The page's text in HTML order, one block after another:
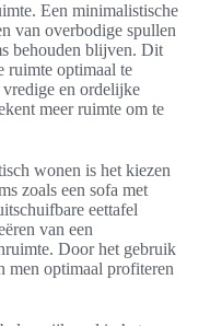
Een minimalistische
van overbodige spullen
behouden blijven. Dit
ruimte optimaal te
en ordelijke
meer ruimte om te
wonen is het kiezen
zoals een sofa met
eettafel
van een
Door het gebruik
men optimaal profiteren